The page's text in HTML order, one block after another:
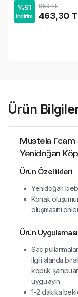
%51
indirim
950 TL
463,30
Ürün
Mustela Foam
Yenidoğan
Ürün Özellikleri
Yenidoğan
Konak
oluşmasını
Ürün Uygulaması
Saç
ilgili alanda
köpük
uygulayın.
1-2 dakika